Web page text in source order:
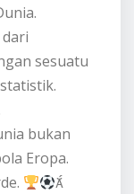
sesuatu
bukan
Eropa.
